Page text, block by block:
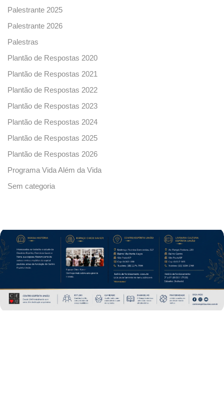
Palestrante 2025
Palestrante 2026
Palestras
Plantão de Respostas 2020
Plantão de Respostas 2021
Plantão de Respostas 2022
Plantão de Respostas 2023
Plantão de Respostas 2024
Plantão de Respostas 2025
Plantão de Respostas 2026
Programa Vida Além da Vida
Sem categoria